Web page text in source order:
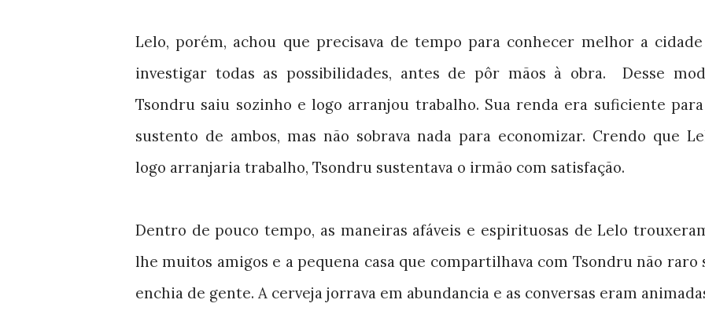
Lelo, porém, achou que precisava de tempo para conhecer melhor a
investigar todas as possibilidades, antes de pôr mãos à obra.
Desse
Tsondru saiu sozinho e logo arranjou trabalho. Sua renda era suficiente
sustento de ambos, mas não sobrava nada para economizar. Crendo que
logo arranjaria trabalho, Tsondru sustentava o irmão com satisfação.
Dentro de pouco tempo, as maneiras afáveis e espirituosas de Lelo
lhe muitos amigos e a pequena casa que compartilhava com Tsondru não raro
enchia de gente. A cerveja jorrava em abundancia e as conversas eram